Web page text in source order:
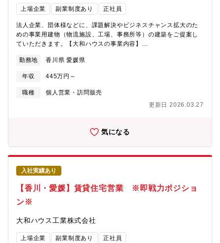
上場企業 副業制度あり 正社員
法人企業、団体様などに、課題解決やビジネスチャンス拡大のた
めの事業用建物（物流施設、工場、事務所等）の建築をご提案し
ていただきます。【大和ハウスの事業内容】
ハウスの採用ページ】～大和ハウスについてや働く環境などの記
載があります～
https://www.daiwahouse.co.jp/recruit/index.html?
page=from_header～キャリア採用ページ～
https://www.daiwahouse.co.jp/recruit/freshers/index.html■働く
https://www.daiwahouse.co.jp/recruit/person/index.html
勤務地 香川県 愛媛県
年収 445万円～
職種
個人営業・訪問販売
更新日 2026.03.27
気になる
入社実績あり
【香川・愛媛】賃貸住宅営業 ※即戦力ポジショ
ン※
大和ハウス工業株式会社
上場企業 副業制度あり 正社員